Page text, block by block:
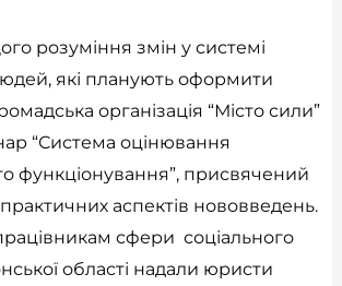
розуміння змін у системі
які планують оформити
організація “Місто сили”
“Система оцінювання
функціонування”, присвячений
аспектів нововведень.
сфери соціального
області надали юристи